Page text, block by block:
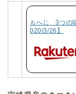
もへじ 3つの
020/3/26】